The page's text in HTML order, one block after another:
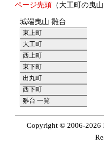
ページ先頭 （大工町の曳
城端曳山 雛台
東上町
大工町
西上町
東下町
出丸町
西下町
雛台 一覧
Copyright © 2006-2026